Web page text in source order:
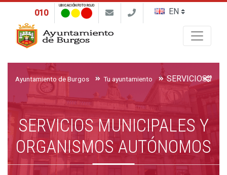
010
UBICACIÓN FOTO ROJO
Ayuntamiento de Burgos Tu ayuntamiento
SERVICIOS MUNICIPALES Y
ORGANISMOS AUTÓNOMOS